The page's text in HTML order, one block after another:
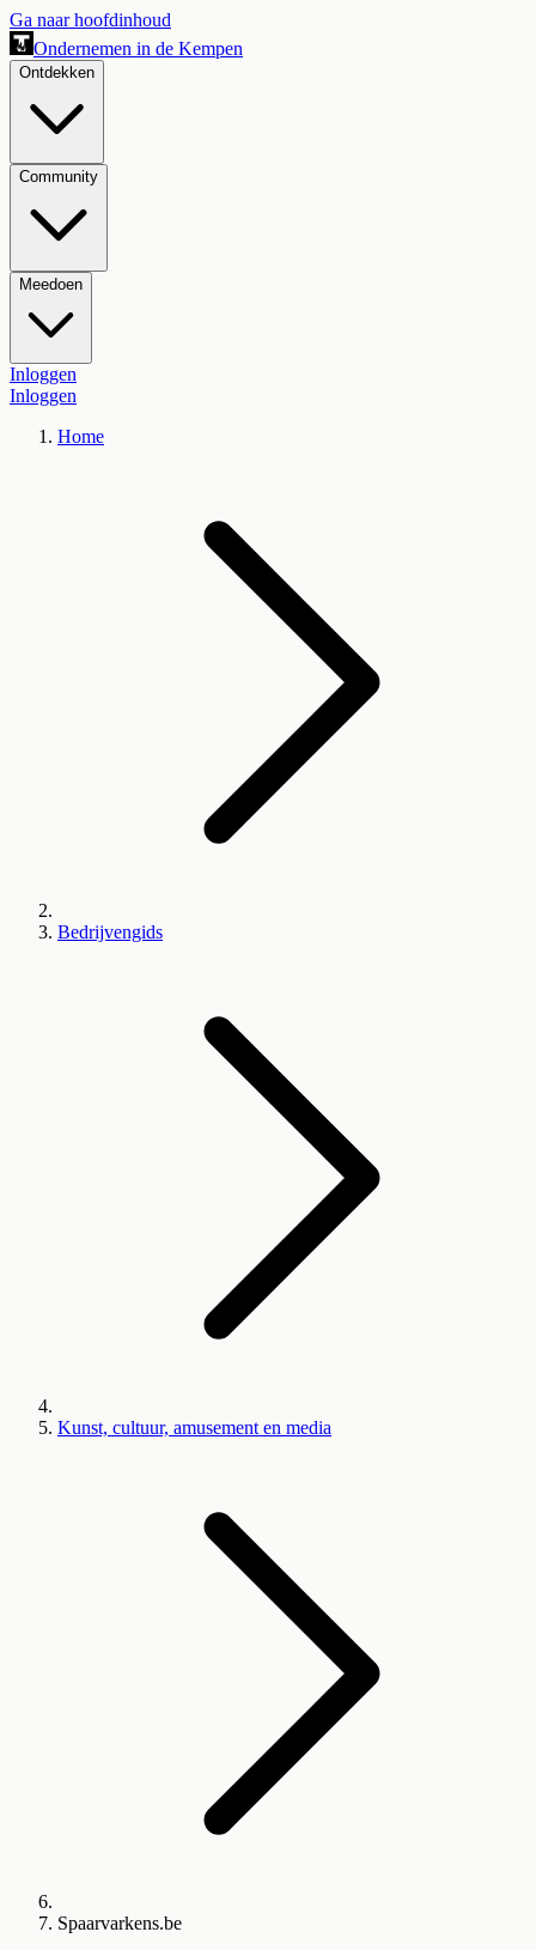
Ga naar hoofdinhoud
Ondernemen in de Kempen
Ontdekken
Community
Meedoen
Inloggen
Inloggen
Home
Bedrijvengids
Kunst, cultuur, amusement en media
Spaarvarkens.be